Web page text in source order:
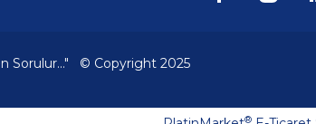
Sorulur..." © Copyright 2025
®